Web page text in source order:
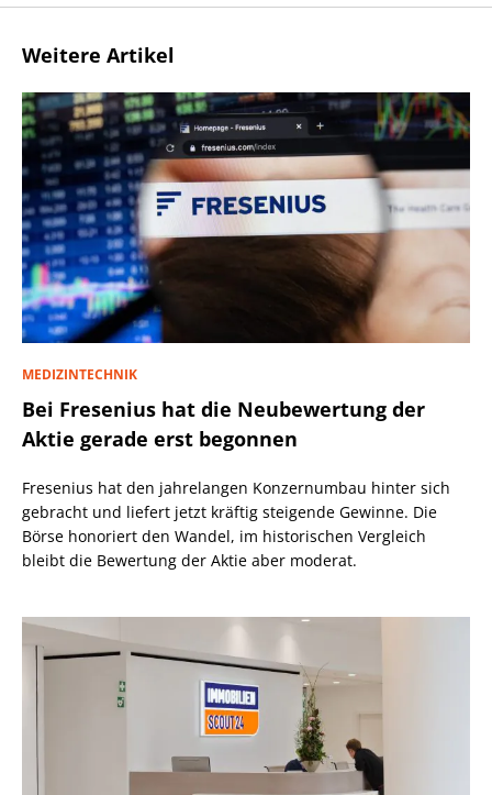
Weitere Artikel
MEDIZINTECHNIK
Bei Fresenius hat die Neubewertung der
Aktie gerade erst begonnen
Fresenius hat den jahrelangen Konzernumbau hinter sich
gebracht und liefert jetzt kräftig steigende Gewinne. Die
Börse honoriert den Wandel, im historischen Vergleich
bleibt die Bewertung der Aktie aber moderat.